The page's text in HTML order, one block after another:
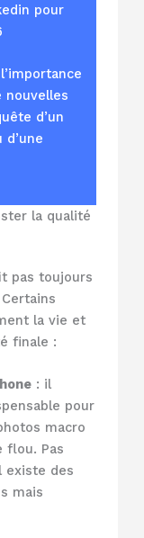
pour
nouvelles
d’un
la qualité
pas toujours
la vie et
finale :
: il
pour
macro
flou. Pas
existe des
mais